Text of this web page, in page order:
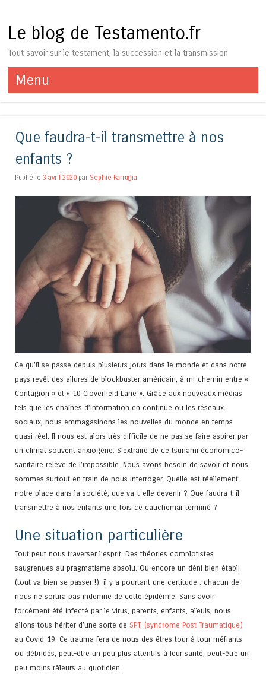
Le blog de Testamento.fr
Tout savoir sur le testament, la succession et la transmission
Menu
Aller au contenu
Que faudra-t-il transmettre à nos
enfants ?
Publié le 3 avril 2020 par Sophie Farrugia
Ce qu’il se passe depuis plusieurs jours dans le monde et dans notre
pays revêt des allures de blockbuster américain, à mi-chemin entre «
Contagion » et « 10 Cloverfield Lane ». Grâce aux nouveaux médias
tels que les chaînes d’information en continue ou les réseaux
sociaux, nous emmagasinons les nouvelles du monde en temps
quasi réel. Il nous est alors très difficile de ne pas se faire aspirer par
un climat souvent anxiogène. S’extraire de ce tsunami économico-
sanitaire relève de l’impossible. Nous avons besoin de savoir et nous
sommes surtout en train de nous interroger. Quelle est réellement
notre place dans la société, que va-t-elle devenir ? Que faudra-t-il
transmettre à nos enfants une fois ce cauchemar terminé ?
Une situation particulière
Tout peut nous traverser l’esprit. Des théories complotistes
saugrenues au pragmatisme absolu. Ou encore un déni bien établi
(tout va bien se passer !). il y a pourtant une certitude : chacun de
nous ne sortira pas indemne de cette épidémie. Sans avoir
forcément été infecté par le virus, parents, enfants, aïeuls, nous
allons tous hériter d’une sorte de SPT, (syndrome Post Traumatique)
au Covid-19. Ce trauma fera de nous des êtres tour à tour méfiants
ou débridés, peut-être un peu plus attentifs à leur santé, peut-être un
peu moins râleurs au quotidien.